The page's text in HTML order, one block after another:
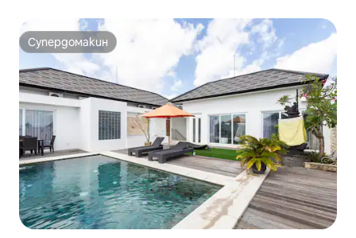
Супердомакин
Супердомакин